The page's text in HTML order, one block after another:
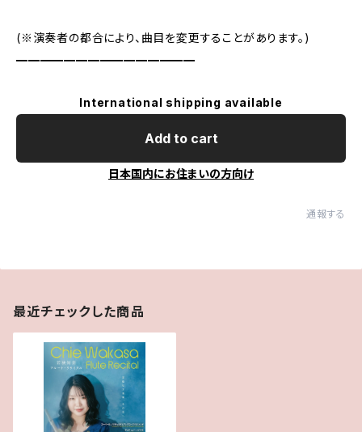
(※演奏者の都合により、曲目を変更することがあります。)
━━━━━━━━━━━━━━━
International shipping available
Add to cart
日本国内にお住まいの方向け
通報する
最近チェックした商品